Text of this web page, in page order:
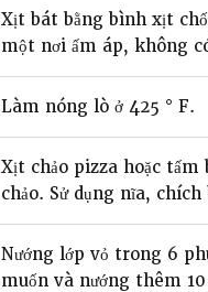
Xịt bát bằng bình xịt
một nơi ấm áp, không
Làm nóng lò ở 425 ° F.
Xịt chảo pizza hoặc tấm
chảo. Sử dụng nĩa,
Nướng lớp vỏ trong 6
muốn và nướng thêm